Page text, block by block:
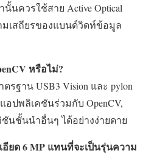
นควรใช้สาย Active Optical
มเสถียรของแบนด์วิดท์ข้อมูล
หรือไม่?
ฐาน USB3 Vision และ pylon
ปพลิเคชันร่วมกับ OpenCV,
นชั้นนำอื่นๆ ได้อย่างง่ายดาย
ยด 6 MP แทนที่จะเป็นรุ่นความ